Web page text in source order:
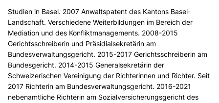
Studien in Basel. 2007 Anwaltspatent des Kantons Basel-
Landschaft. Verschiedene Weiterbildungen im Bereich der
Mediation und des Konfliktmanagements. 2008-2015
Gerichtsschreiberin und Präsidialsekretärin am
Bundesverwaltungsgericht. 2015-2017 Gerichtsschreiberin am
Bundesgericht. 2014-2015 Generalsekretärin der
Schweizerischen Vereinigung der Richterinnen und Richter. Seit
2017 Richterin am Bundesverwaltungsgericht. 2016-2021
nebenamtliche Richterin am Sozialversicherungsgericht des